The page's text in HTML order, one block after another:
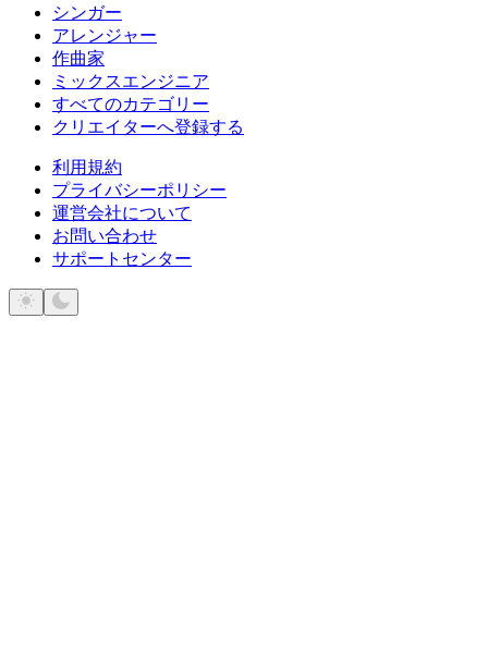
シンガー
アレンジャー
作曲家
ミックスエンジニア
すべてのカテゴリー
クリエイターへ登録する
利用規約
プライバシーポリシー
運営会社について
お問い合わせ
サポートセンター